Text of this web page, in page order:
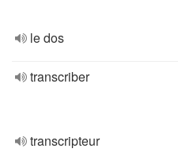
le dos
transcriber
transcripteur